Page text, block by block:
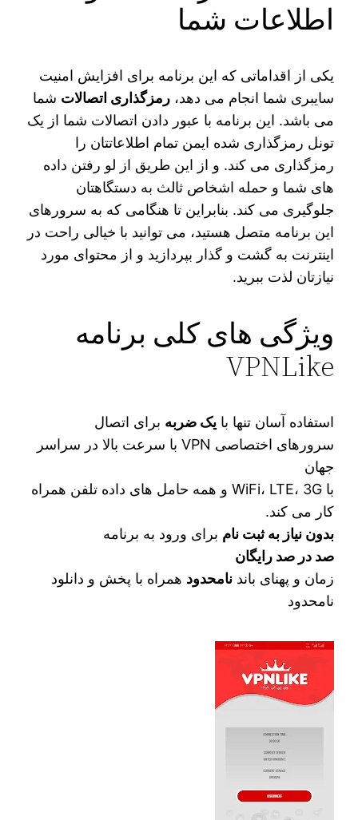
اطلاعات شما
یکی از اقداماتی که این برنامه برای افزایش امنیت
سایبری شما انجام می‌‌ دهد،رمزگذاری اتصالات شما
می باشد. این برنامه با عبور دادن اتصالات شما از یک
تونل رمزگذاری شده ایمن تمام اطلاعاتتان را
رمزگذاری می کند. و از این طریق از لو رفتن داده
های شما و حمله اشخاص ثالث به دستگاهتان
جلوگیری می‌ کند. بنابراین تا هنگامی که به سرورهای
این برنامه متصل هستید، می توانید با خیالی راحت در
اینترنت به گشت و گذار بپردازید و از محتوای مورد
نیازتان لذت ببرید.
ویژگی های کلی برنامه
VPNLike
استفاده آسان تنها بایک ضربه برای اتصال
سرورهای اختصاصی VPN با سرعت بالا در سراسر
جهان
با WiFi، LTE، 3G و همه حامل های داده تلفن همراه
کار می کند.
بدون نیاز به ثبت نام برای ورود به برنامه
صد در صد رایگان
زمان و پهنای باندنامحدود همراه با پخش و دانلود
نامحدود